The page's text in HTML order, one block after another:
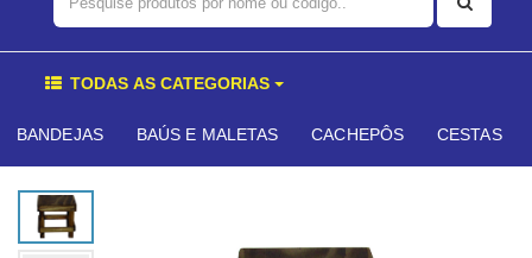
TODAS AS CATEGORIAS
BANDEJAS BAÚS E MALETAS CACHEPÔS CESTAS